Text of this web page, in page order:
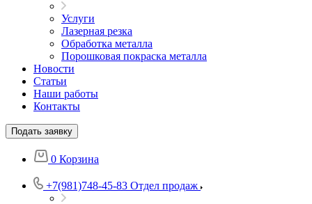
Услуги
Лазерная резка
Обработка металла
Порошковая покраска металла
Новости
Статьи
Наши работы
Контакты
Подать заявку
0 Корзина
+7(981)748-45-83 Отдел продаж